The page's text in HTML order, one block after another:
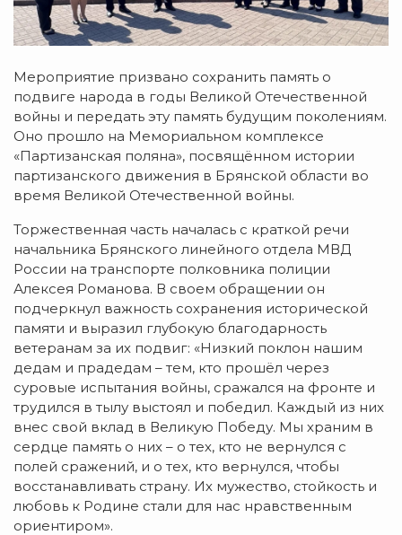
Мероприятие призвано сохранить память о
подвиге народа в годы Великой Отечественной
войны и передать эту память будущим поколениям.
Оно прошло на Мемориальном комплексе
«Партизанская поляна», посвящённом истории
партизанского движения в Брянской области во
время Великой Отечественной войны.
Торжественная часть началась с краткой речи
начальника Брянского линейного отдела МВД
России на транспорте полковника полиции
Алексея Романова. В своем обращении он
подчеркнул важность сохранения исторической
памяти и выразил глубокую благодарность
ветеранам за их подвиг: «Низкий поклон нашим
дедам и прадедам – тем, кто прошёл через
суровые испытания войны, сражался на фронте и
трудился в тылу выстоял и победил. Каждый из них
внес свой вклад в Великую Победу. Мы храним в
сердце память о них – о тех, кто не вернулся с
полей сражений, и о тех, кто вернулся, чтобы
восстанавливать страну. Их мужество, стойкость и
любовь к Родине стали для нас нравственным
ориентиром».